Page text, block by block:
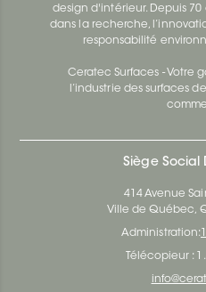
design d'intérieur. Depuis 70
dans la recherche,
responsabilité
Ceratec Surfaces - Votre
l’industrie des surfaces
Siège Social
414 Avenue
Ville de Québec,
Administration:
Télécopieur :